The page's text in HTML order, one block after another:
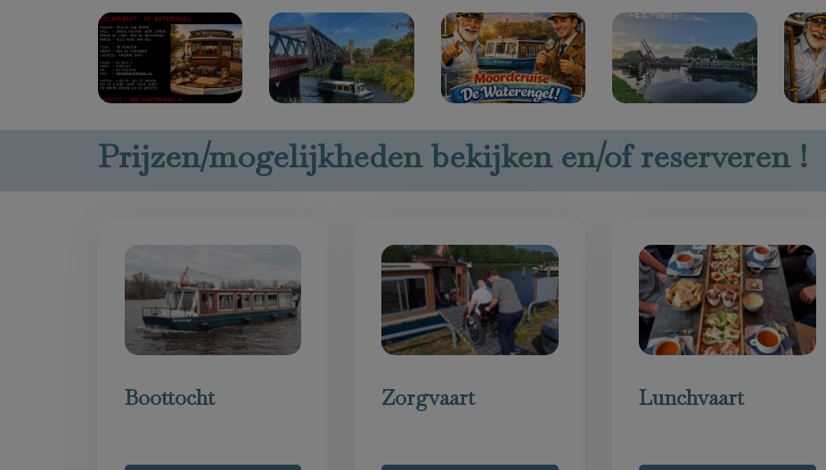
Prijzen/mogelijkheden bekijken en/of reserveren !
Boottocht Zorgvaart Lunchvaart